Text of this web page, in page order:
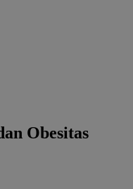
Obesitas